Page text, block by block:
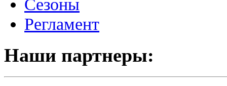
Сезоны
Регламент
Наши партнеры: